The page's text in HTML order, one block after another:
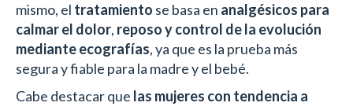
mismo, el tratamiento se basa en analgésicos para
calmar el dolor, reposo y control de la evolución
mediante ecografías, ya que es la prueba más
segura y fiable para la madre y el bebé.
Cabe destacar que las mujeres con tendencia a